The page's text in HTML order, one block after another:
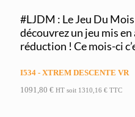
#LJDM : Le Jeu Du
découvrez un jeu mis
réduction ! Ce mois-ci
I534 - XTREM DESCENTE VR
1091,80 € HT soit 1310,16 € TTC